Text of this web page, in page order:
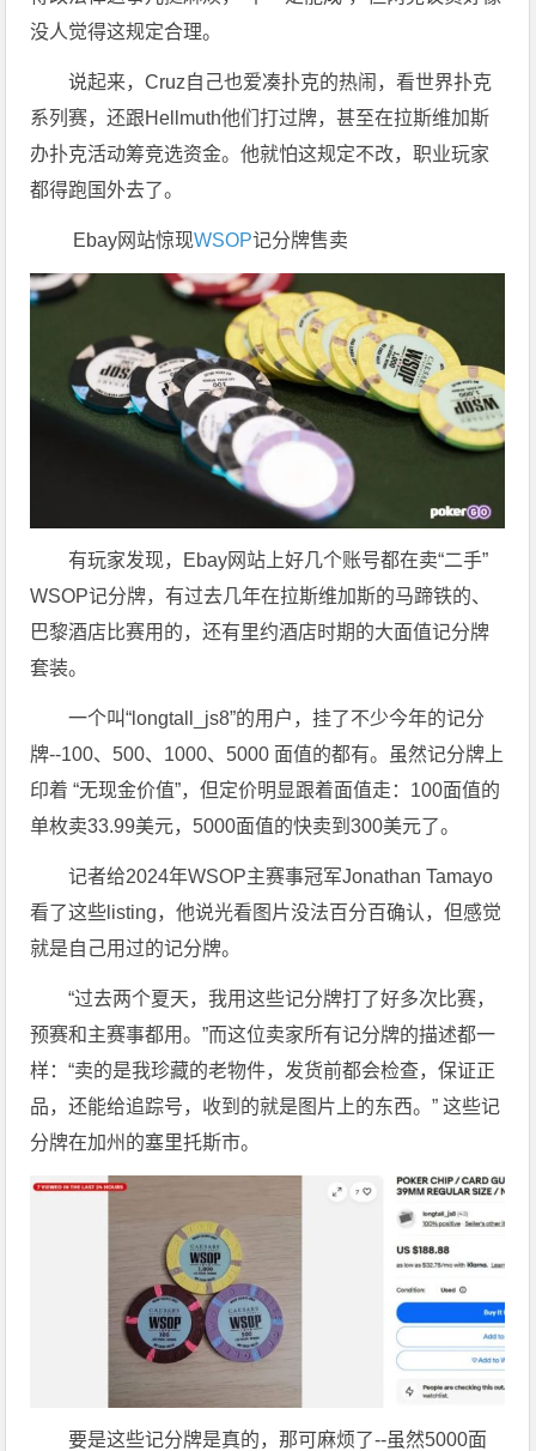
没人觉得这规定合理。
说起来，Cruz自己也爱凑扑克的热闹，看世界扑克
系列赛，还跟Hellmuth他们打过牌，甚至在拉斯维加斯
办扑克活动筹竞选资金。他就怕这规定不改，职业玩家
都得跑国外去了。
Ebay网站惊现WSOP记分牌售卖
有玩家发现，Ebay网站上好几个账号都在卖“二手”
WSOP记分牌，有过去几年在拉斯维加斯的马蹄铁的、
巴黎酒店比赛用的，还有里约酒店时期的大面值记分牌
套装。
一个叫“longtall_js8”的用户，挂了不少今年的记分
牌--100、500、1000、5000 面值的都有。虽然记分牌上
印着 “无现金价值”，但定价明显跟着面值走：100面值的
单枚卖33.99美元，5000面值的快卖到300美元了。
记者给2024年WSOP主赛事冠军Jonathan Tamayo
看了这些listing，他说光看图片没法百分百确认，但感觉
就是自己用过的记分牌。
“过去两个夏天，我用这些记分牌打了好多次比赛，
预赛和主赛事都用。”而这位卖家所有记分牌的描述都一
样：“卖的是我珍藏的老物件，发货前都会检查，保证正
品，还能给追踪号，收到的就是图片上的东西。” 这些记
分牌在加州的塞里托斯市。
要是这些记分牌是真的，那可麻烦了--虽然5000面